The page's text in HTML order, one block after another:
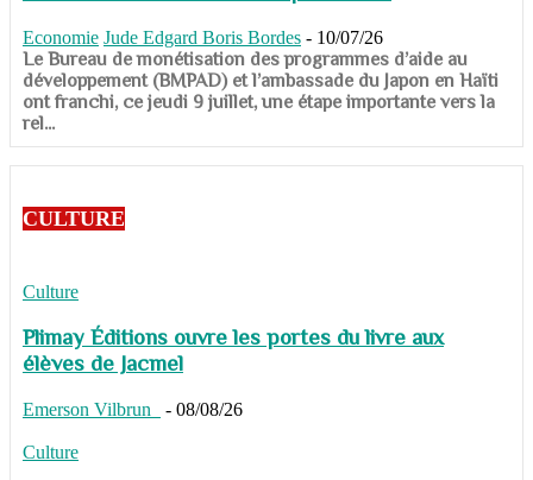
Economie Jude Edgard Boris Bordes - 10/07/26
​​​​​​​Le Bureau de monétisation des programmes d’aide au
développement (BMPAD) et l’ambassade du Japon en Haïti
ont franchi, ce jeudi 9 juillet, une étape importante vers la
rel...
CULTURE
Culture
Plimay Éditions ouvre les portes du livre aux
élèves de Jacmel
Emerson Vilbrun - 08/08/26
Culture